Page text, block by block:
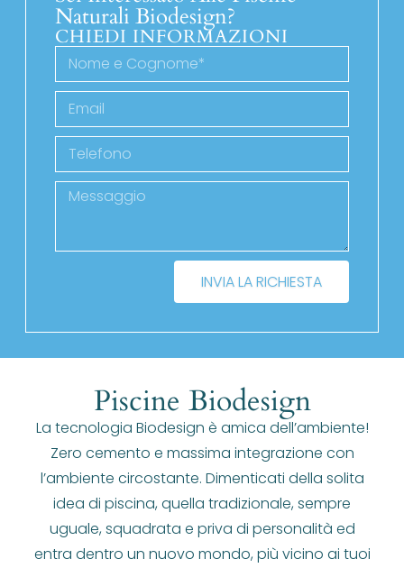
Naturali Biodesign?
CHIEDI INFORMAZIONI
INVIA LA RICHIESTA
Piscine Biodesign
La tecnologia Biodesign è amica dell’ambiente!
Zero cemento e massima integrazione con
l’ambiente circostante. Dimenticati della solita
idea di piscina, quella tradizionale, sempre
uguale, squadrata e priva di personalità ed
entra dentro un nuovo mondo, più vicino ai tuoi